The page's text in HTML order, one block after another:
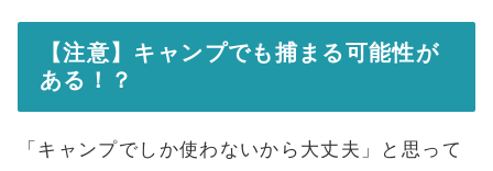
【注意】キャンプでも捕まる可能性が
ある！？
「キャンプでしか使わないから大丈夫」と思って